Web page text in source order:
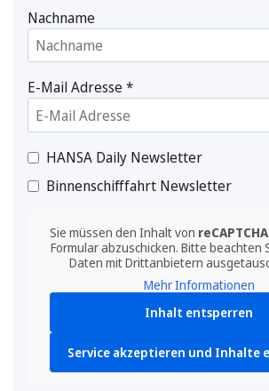
Nachname
E-Mail Adresse*
HANSA Daily Newsletter
Binnenschifffahrt Newsletter
Sie müssen den Inhalt von reCAPTCHA
Formular abzuschicken. Bitte beachten
Daten mit Drittanbietern
Mehr Informationen
Inhalt entsperren
Service akzeptieren und Inhalte